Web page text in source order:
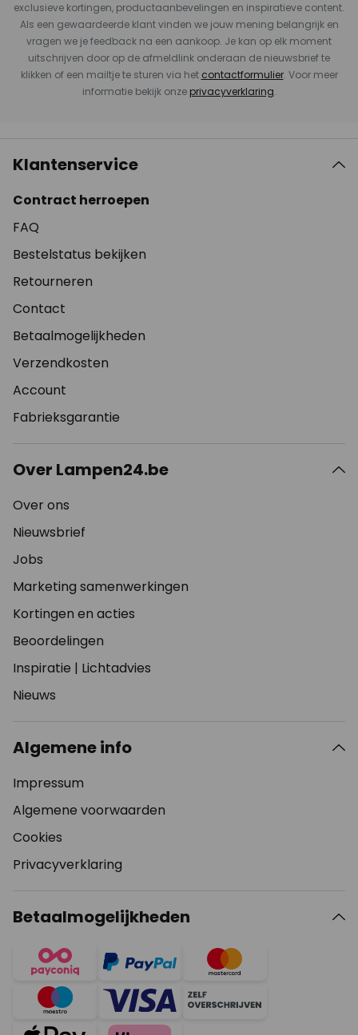
exclusieve kortingen, productaanbevelingen en inspiratieve content.
Als een gewaardeerde klant vinden we jouw mening belangrijk en
vragen we je feedback na een aankoop. Je kan op elk moment
uitschrijven door op de afmeldlink onderaan de nieuwsbrief te
klikken of een mailtje te sturen via het contactformulier. Voor meer
informatie bekijk onze privacyverklaring.
Klantenservice
Contract herroepen
FAQ
Bestelstatus bekijken
Retourneren
Contact
Betaalmogelijkheden
Verzendkosten
Account
Fabrieksgarantie
Over Lampen24.be
Over ons
Nieuwsbrief
Jobs
Marketing samenwerkingen
Kortingen en acties
Beoordelingen
Inspiratie | Lichtadvies
Nieuws
Algemene info
Impressum
Algemene voorwaarden
Cookies
Privacyverklaring
Betaalmogelijkheden